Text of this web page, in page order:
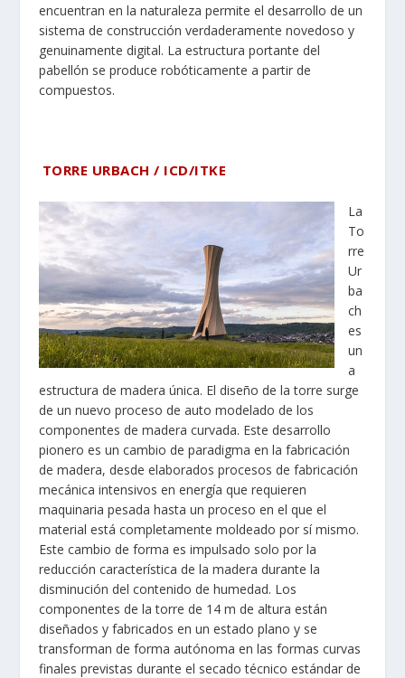
encuentran en la naturaleza permite el desarrollo de un
sistema de construcción verdaderamente novedoso y
genuinamente digital. La estructura portante del
pabellón se produce robóticamente a partir de
compuestos.
TORRE URBACH / ICD/ITKE
La
To
rre
Ur
ba
ch
es
un
a
estructura de madera única. El diseño de la torre surge
de un nuevo proceso de auto modelado de los
componentes de madera curvada. Este desarrollo
pionero es un cambio de paradigma en la fabricación
de madera, desde elaborados procesos de fabricación
mecánica intensivos en energía que requieren
maquinaria pesada hasta un proceso en el que el
material está completamente moldeado por sí mismo.
Este cambio de forma es impulsado solo por la
reducción característica de la madera durante la
disminución del contenido de humedad. Los
componentes de la torre de 14 m de altura están
diseñados y fabricados en un estado plano y se
transforman de forma autónoma en las formas curvas
finales previstas durante el secado técnico estándar de